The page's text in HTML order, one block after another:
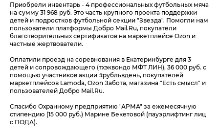
Приобрели инвентарь - 4 профессиональных футбольных мяча
на сумму 31 968 руб. Это часть крупного проекта поддержки
детей и подростков футбольной секции "Звезда". Помогли нам
пользователи платформы Добро Mail.Ru, покупатели
благотворительных сертификатов на маркетплейсе Ozon и
частные жертвователи.
Оплатили проезд на соревнования в Екатеринбурге для 3
детей и сопровождающего (тхэквондо МФТ ЛИН), 36 000 руб. с
помощью участников акции #рубльвдень, покупателей
маркетплейсов Lamoda, Ozon Забота, магазина "Есть смысл" и
пользователей Добро Mail.Ru.
Спасибо Охранному предприятию "АРМА" за ежемесячную
стипендию (15 000 руб.) Марине Бекетовой (пауэрлифтинг лиц
с ПОДА).